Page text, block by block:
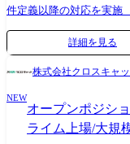
件定義以降の対応を実施 【開発環境】 言語:ETL(AWS Glue)、Python、
SQL、 OS:Windows Server
詳細を見る
株式会社クロスキャッ
NEW
オープンポジシ
ライム上場/大規